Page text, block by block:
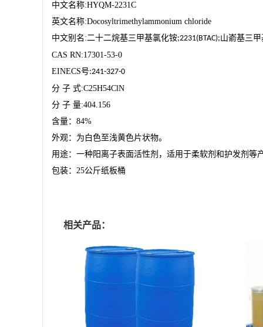
中文名称:HYQM-2231C
英文名称:Docosyltrimethylammonium chloride
中文别名 :二十二烷基三甲基氯化铵;2231(BTAC);山嵛基三
CAS RN:17301-53-0
EINECS号:241-327-0
分 子 式:C25H54ClN
分 子 量:404.156
含量： 84%
外观： 为白色至浅黄色片状物。
用途：一种阳离子表面活性剂，适用于柔软剂和护发剂等
包装： 25公斤纸板桶
相关产品：